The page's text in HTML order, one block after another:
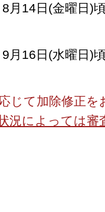
月14日(金曜日)
月16日(水曜日)
じて加除修正を
況によっては審